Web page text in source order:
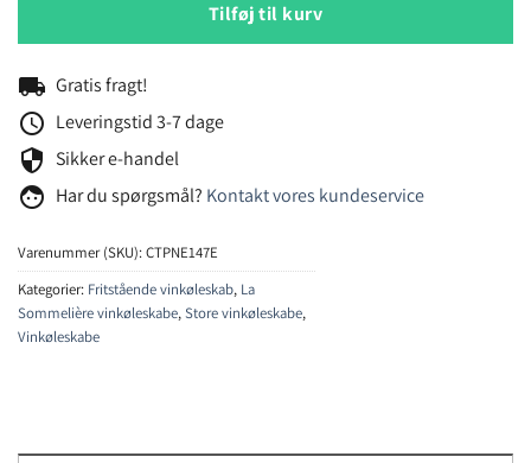
Tilføj til kurv
local_shipping Gratis fragt!
schedule Leveringstid 3-7 dage
security Sikker e-handel
face Har du spørgsmål? Kontakt vores kundeservice
Varenummer (SKU):CTPNE147E
Kategorier: Fritstående vinkøleskab, La
Sommelière vinkøleskabe,Store vinkøleskabe,
Vinkøleskabe